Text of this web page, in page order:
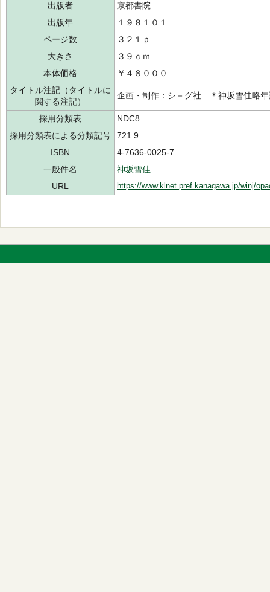
出版者
京都書院
出版年
１９８１０１
ページ数
３２１ｐ
大きさ
３９ｃｍ
本体価格
￥４８０００
タイトル注記（タイトルに
関する注記）
企画・制作：シ－グ社 ＊神坂雪佳略
採用分類表
NDC8
採用分類表による分類記号
721.9
ISBN
4-7636-0025-7
一般件名
神坂雪佳
URL
https://www.klnet.pref.kanagawa.jp/winj/